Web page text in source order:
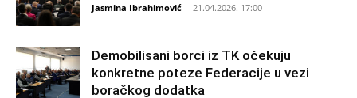
Jasmina Ibrahimović - 21.04.2026. 17:00
Demobilisani borci iz TK očekuju
konkretne poteze Federacije u vezi
boračkog dodatka